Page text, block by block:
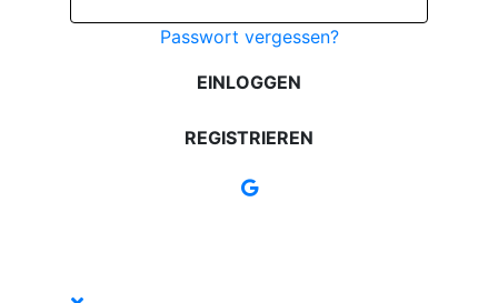
Passwort vergessen?
EINLOGGEN
REGISTRIEREN